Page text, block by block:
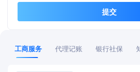
提交
工商服务 代理记账 银行社保